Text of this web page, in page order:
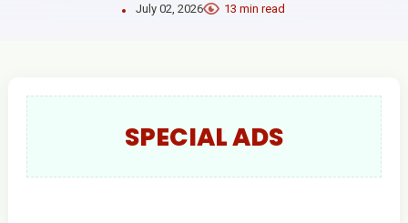
July 02, 2026 13 min read
SPECIAL ADS